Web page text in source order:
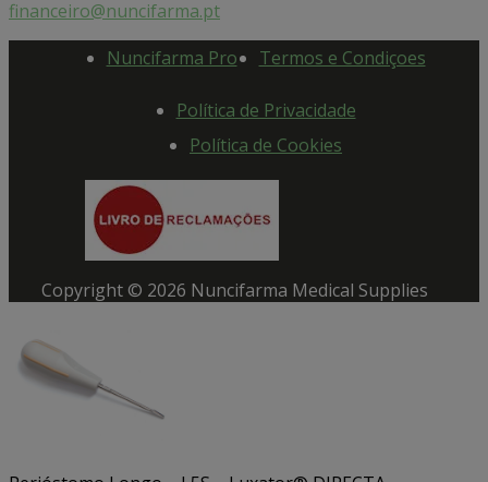
financeiro@nuncifarma.pt
Nuncifarma Pro
Termos e Condiçoes
Política de Privacidade
Política de Cookies
Copyright © 2026 Nuncifarma Medical Supplies